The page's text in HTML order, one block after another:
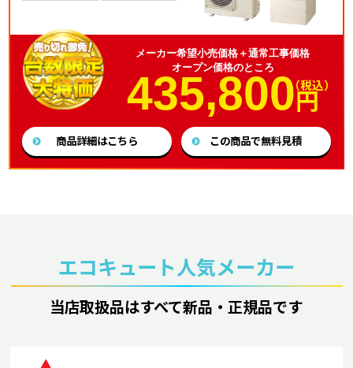
メーカー希望小売価格＋通常工事価格
オープン価格のところ
435,800円
（税込）
商品詳細はこちら この商品で無料見積
エコキュート人気メーカー
当店取扱品はすべて新品・正規品です